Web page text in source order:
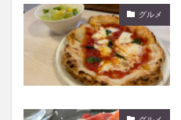
グルメ